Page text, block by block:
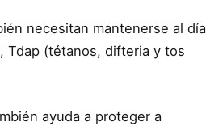
necesitan mantenerse al día
Tdap (tétanos, difteria y tos
ayuda a proteger a